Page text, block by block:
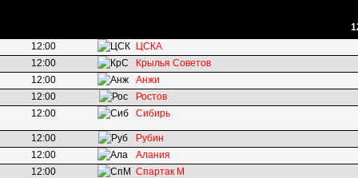
12:00
ЦСКА
12:00
Крылья Советов
12:00
Анжи
12:00
Ростов
12:00
Сибирь
12:00
Рубин
12:00
Алания
12:00
Спартак М